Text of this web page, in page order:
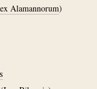
Alamannorum)